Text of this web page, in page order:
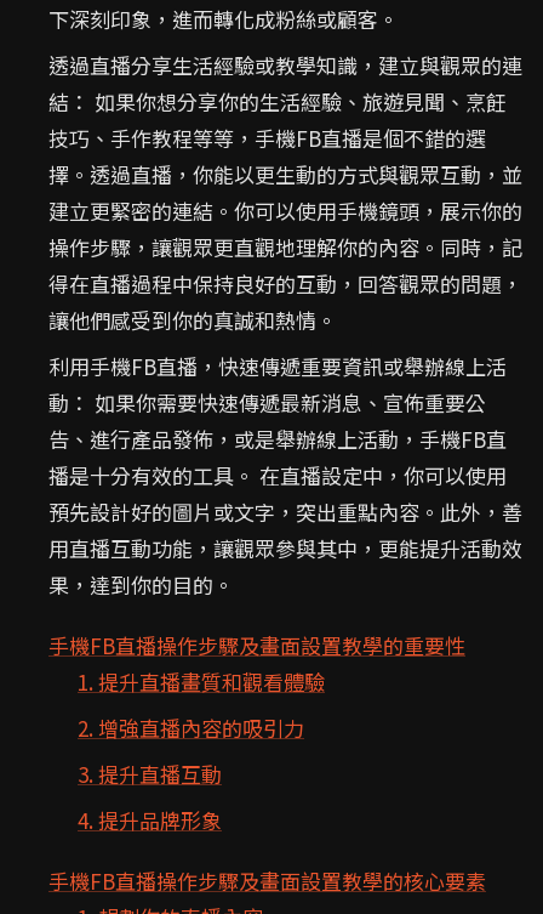
下深刻印象，進而轉化成粉絲或顧客。
透過直播分享生活經驗或教學知識，建立與觀眾的連
結： 如果你想分享你的生活經驗、旅遊見聞、烹飪
技巧、手作教程等等，手機FB直播是個不錯的選
擇。透過直播，你能以更生動的方式與觀眾互動，並
建立更緊密的連結。你可以使用手機鏡頭，展示你的
操作步驟，讓觀眾更直觀地理解你的內容。同時，記
得在直播過程中保持良好的互動，回答觀眾的問題，
讓他們感受到你的真誠和熱情。
利用手機FB直播，快速傳遞重要資訊或舉辦線上活
動： 如果你需要快速傳遞最新消息、宣佈重要公
告、進行產品發佈，或是舉辦線上活動，手機FB直
播是十分有效的工具。 在直播設定中，你可以使用
預先設計好的圖片或文字，突出重點內容。此外，善
用直播互動功能，讓觀眾參與其中，更能提升活動效
果，達到你的目的。
手機FB直播操作步驟及畫面設置教學的重要性
1. 提升直播畫質和觀看體驗
2. 增強直播內容的吸引力
3. 提升直播互動
4. 提升品牌形象
手機FB直播操作步驟及畫面設置教學的核心要素